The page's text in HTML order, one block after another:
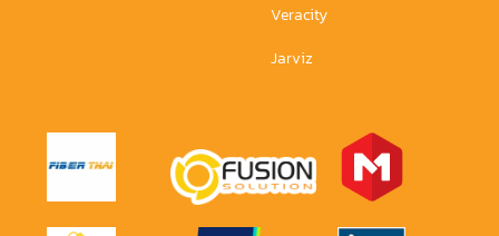
Veracity
Jarviz